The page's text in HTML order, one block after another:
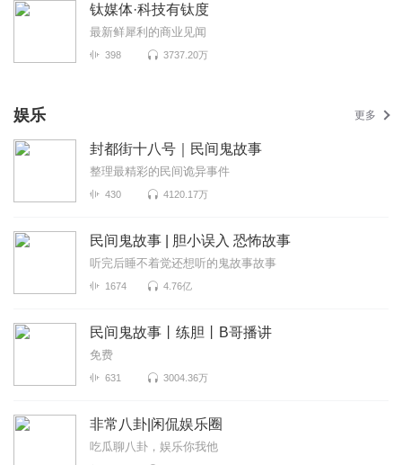
钛媒体·科技有钛度
最新鲜犀利的商业见闻
398 3737.20万
娱乐 更多
封都街十八号｜民间鬼故事
整理最精彩的民间诡异事件
430 4120.17万
民间鬼故事 | 胆小误入 恐怖故事
听完后睡不着觉还想听的鬼故事故事
1674 4.76亿
民间鬼故事丨练胆丨B哥播讲
免费
631 3004.36万
非常八卦|闲侃娱乐圈
吃瓜聊八卦，娱乐你我他